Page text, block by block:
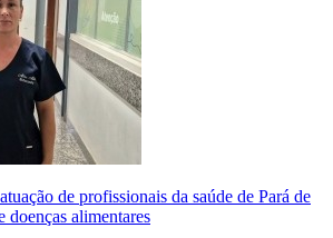
de profissionais da saúde de Pará de
doenças alimentares